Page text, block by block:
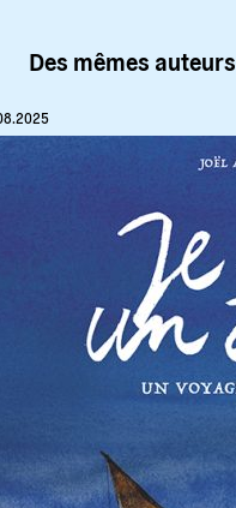
Des mêmes auteurs